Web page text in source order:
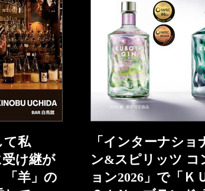
て私
け継が
羊」の
「インターナショ
ン&スピリッツ コ
ョン2026」で「Ｋ